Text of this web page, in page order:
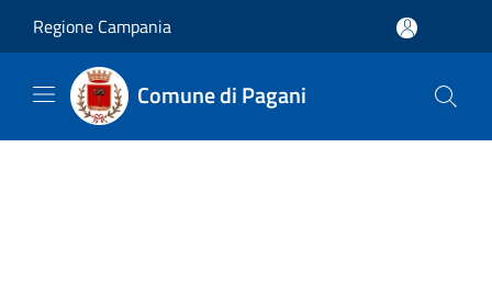
Regione Campania
Comune di Pagani